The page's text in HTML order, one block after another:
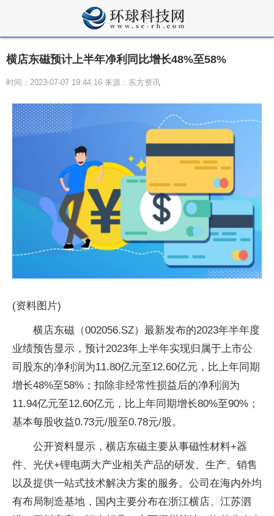
横店东磁预计上半年净利同比增长48%至58%
时间：2023-07-07 19:44:16 来源：东方资讯
(资料图片)
横店东磁（002056.SZ）最新发布的2023年半年度
业绩预告显示，预计2023年上半年实现归属于上市公
司股东的净利润为11.80亿元至12.60亿元，比上年同期
增长48%至58%；扣除非经常性损益后的净利润为
11.94亿元至12.60亿元，比上年同期增长80%至90%；
基本每股收益0.73元/股至0.78元/股。
公开资料显示，横店东磁主要从事磁性材料+器
件、光伏+锂电两大产业相关产品的研发、生产、销售
以及提供一站式技术解决方案的服务。公司在海内外均
有布局制造基地，国内主要分布在浙江横店、江苏泗